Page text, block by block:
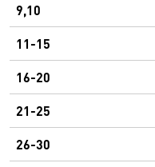
9,10
11-15
16-20
21-25
26-30